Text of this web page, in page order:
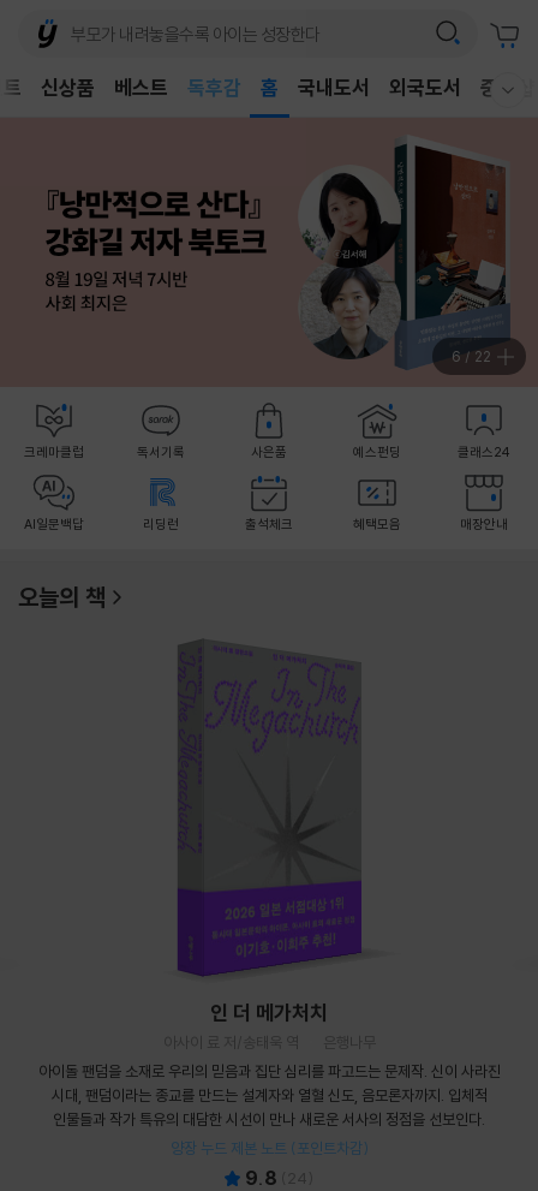
신상품 베스트
어린이
어린이 홈 국내도서 외국도서 중고샵
7 / 22
크레마클럽 독서기록 사은품 예스펀딩 클래스24
AI일문백답 리딩런 출석체크 혜택모음 매장안내
오늘의 책
인 더 메가처치
아사이 료 저/송태욱 역
은행나무
아이돌 팬덤을 소재로 우리의 믿음과 집단 심리를 파고드는 문제작. 신이 사라진
시대, 팬덤이라는 종교를 만드는 설계자와 열혈 신도, 음모론자까지. 입체적
인물들과 작가 특유의 대담한 시선이 만나 새로운 서사의 정점을 선보인다.
양장 누드 제본 노트 (포인트차감)
9.8 24